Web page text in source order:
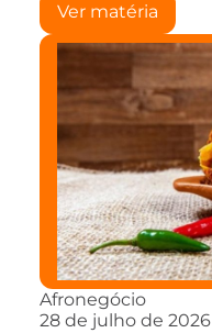
Ver matéria
Afronegócio
28 de julho de 2026